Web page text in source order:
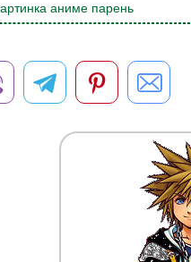
аниме парень